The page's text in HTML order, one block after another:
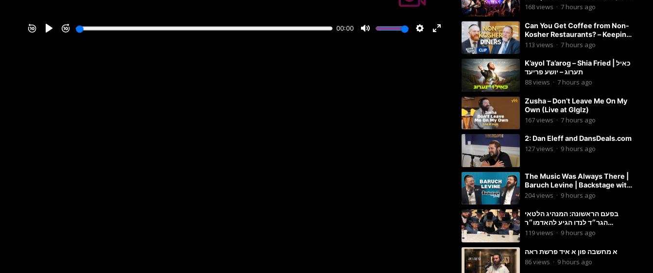
Dovid Berger and Chaim Brown
168views · 7 hours ago
Can You Get Coffee from Non-
Kosher Restaurants? – Keeping
it Kosher Clips
113 views · 7 hours ago
K’ayol Ta’arog – Shia Fried | כאיל
תערוג – יושע פריעד
88views · 7 hours ago
Zusha – Don’t Leave Me On My
Own (Live at Glglz)
167views · 7 hours ago
2: Dan Eleff and DansDeals.com
127views · 9 hours ago
The Music Was Always There |
Baruch Levine | Backstage with
Benny
204views · 9 hours ago
בפעם הראשונה: המנהיג הלטאי
הגר״ד לנדו הגיע להאדמו״ר
מבעלזא: תיעוד ראשוני מהפגישה
119views · 9 hours ago
א מחשבה פון א איד פרשת ראה
86views · 9 hours ago